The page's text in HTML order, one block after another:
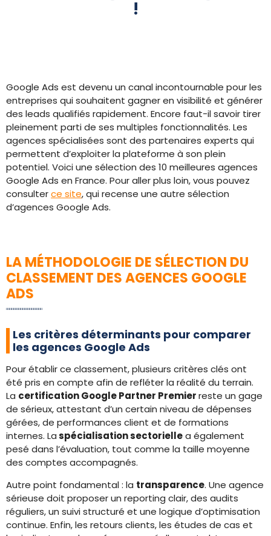
!
Google Ads est devenu un canal incontournable pour les
entreprises qui souhaitent gagner en visibilité et générer
des leads qualifiés rapidement. Encore faut-il savoir tirer
pleinement parti de ses multiples fonctionnalités. Les
agences spécialisées sont des partenaires experts qui
permettent d’exploiter la plateforme à son plein
potentiel. Voici une sélection des 10 meilleures agences
Google Ads en France. Pour aller plus loin, vous pouvez
consulterce site, qui recense une autre sélection
d’agences Google Ads.
LA MÉTHODOLOGIE DE SÉLECTION DU
CLASSEMENT DES AGENCES GOOGLE
ADS
Les critères déterminants pour comparer
les agences Google Ads
Pour établir ce classement, plusieurs critères clés ont
été pris en compte afin de refléter la réalité du terrain.
La certification Google Partner Premierreste un gage
de sérieux, attestant d’un certain niveau de dépenses
gérées, de performances client et de formations
internes. Laspécialisation sectoriellea également
pesé dans l’évaluation, tout comme la taille moyenne
des comptes accompagnés.
Autre point fondamental : la transparence. Une agence
sérieuse doit proposer un reporting clair, des audits
réguliers, un suivi structuré et une logique d’optimisation
continue. Enfin, les retours clients, les études de cas et